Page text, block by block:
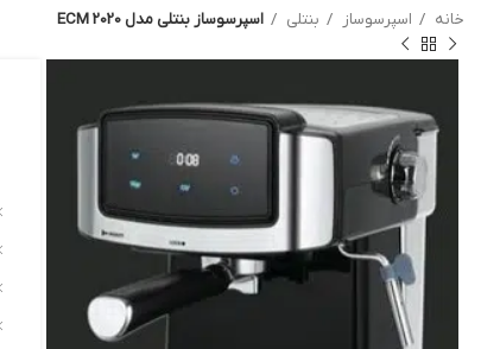
خانه اسپرسوساز بنتلی اسپرسوساز بنتلی مدل ECM 2020